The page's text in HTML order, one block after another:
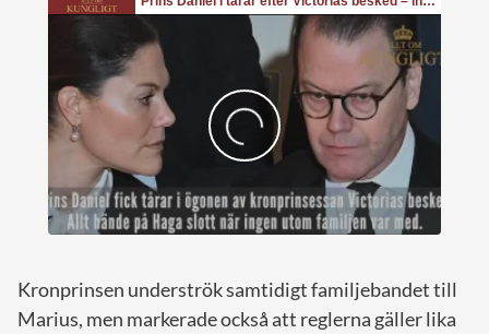
Kronprinsen underströk samtidigt familjebandet till
Marius, men markerade också att reglerna gäller lika